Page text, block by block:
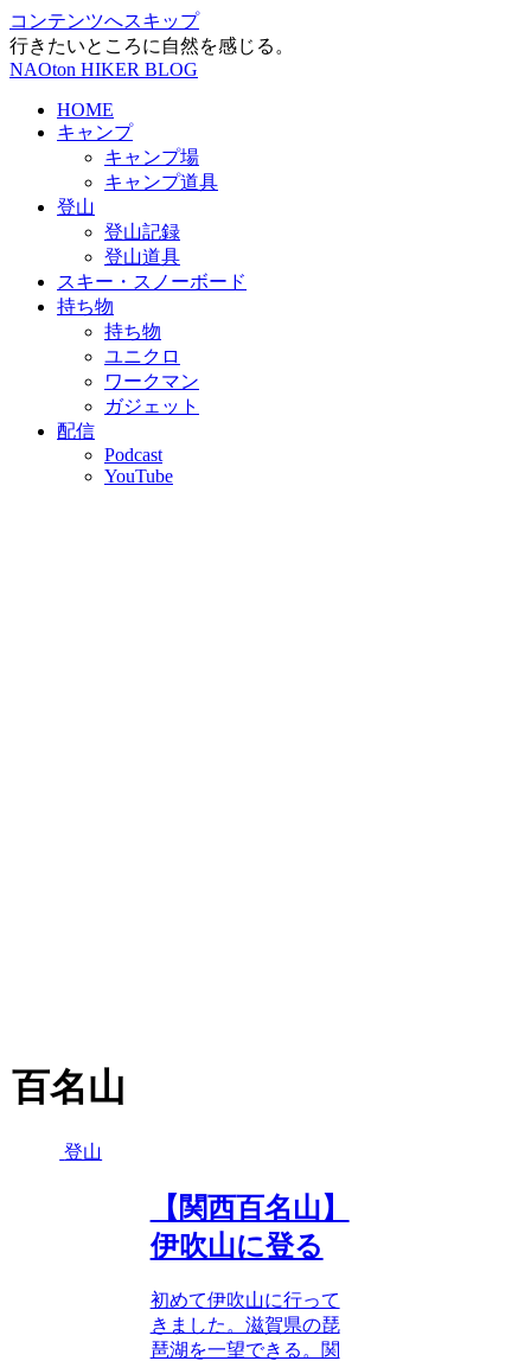
コンテンツへスキップ
行きたいところに自然を感じる。
NAOton HIKER BLOG
HOME
キャンプ
キャンプ場
キャンプ道具
登山
登山記録
登山道具
スキー・スノーボード
持ち物
持ち物
ユニクロ
ワークマン
ガジェット
配信
Podcast
YouTube
百名山
登山
【関西百名山】
伊吹山に登る
初めて伊吹山に行って
きました。滋賀県の琵
琶湖を一望できる。関